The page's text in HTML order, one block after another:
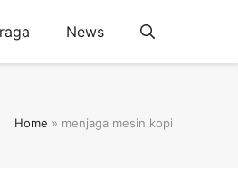
News
Home » menjaga mesin kopi